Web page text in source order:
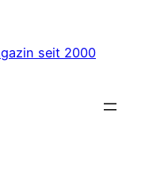
seit 2000